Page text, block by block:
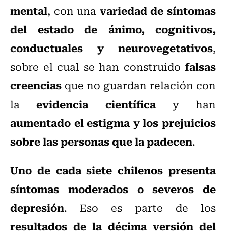
mental, con una variedad de síntomas
del estado de ánimo, cognitivos,
conductuales y neurovegetativos,
sobre el cual se han construido falsas
creencias que no guardan relación con
laevidencia científicay han
aumentado el estigma y los prejuicios
sobre las personas que la padecen.
Uno de cada siete chilenos presenta
síntomas moderados o severos de
depresión. Eso es parte de los
resultados de la décima versión del